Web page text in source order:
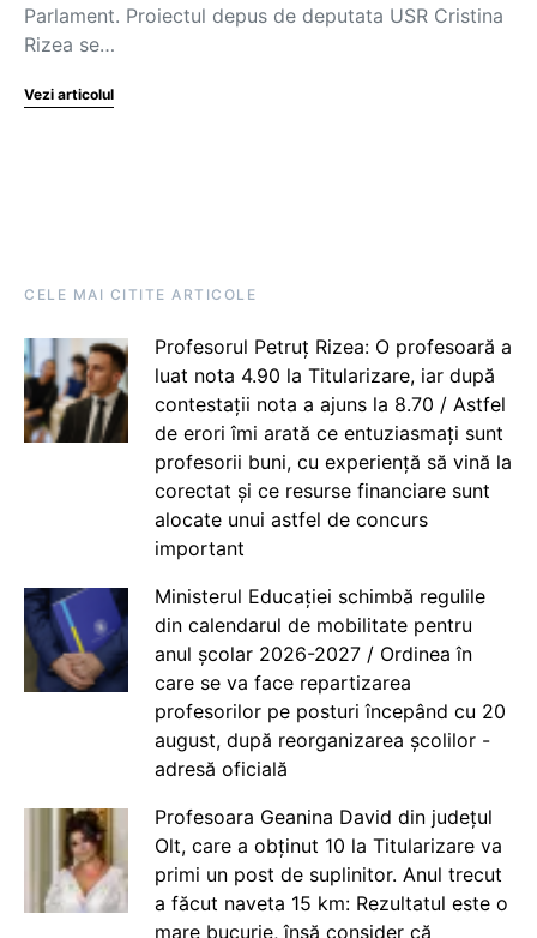
Parlament. Proiectul depus de deputata USR Cristina
Rizea se…
Vezi articolul
CELE MAI CITITE ARTICOLE
Profesorul Petruț Rizea: O profesoară a
luat nota 4.90 la Titularizare, iar după
contestații nota a ajuns la 8.70 / Astfel
de erori îmi arată ce entuziasmați sunt
profesorii buni, cu experiență să vină la
corectat și ce resurse financiare sunt
alocate unui astfel de concurs
important
Ministerul Educației schimbă regulile
din calendarul de mobilitate pentru
anul școlar 2026-2027 / Ordinea în
care se va face repartizarea
profesorilor pe posturi începând cu 20
august, după reorganizarea școlilor -
adresă oficială
Profesoara Geanina David din județul
Olt, care a obținut 10 la Titularizare va
primi un post de suplinitor. Anul trecut
a făcut naveta 15 km: Rezultatul este o
mare bucurie, însă consider că